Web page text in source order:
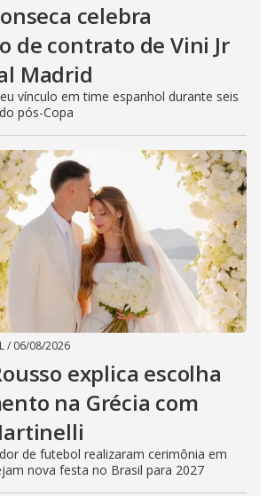
celebra
de contrato de Vini Jr
Madrid
vínculo em time espanhol durante seis
pós-Copa
/ 06/08/2026
explica escolha
na Grécia com
de futebol realizaram cerimônia em
nova festa no Brasil para 2027